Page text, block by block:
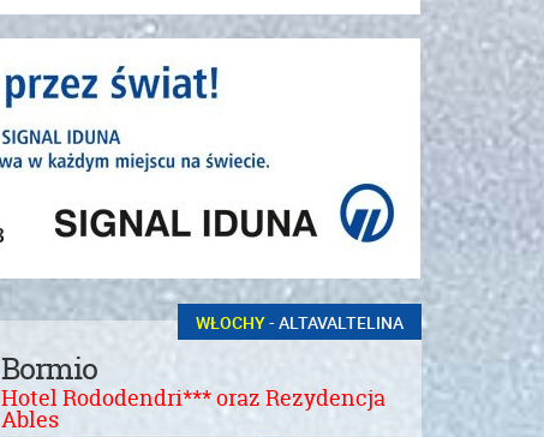
WŁOCHY- ALTAVALTELINA
Bormio
Hotel Rododendri*** oraz Rezydencja
Ables